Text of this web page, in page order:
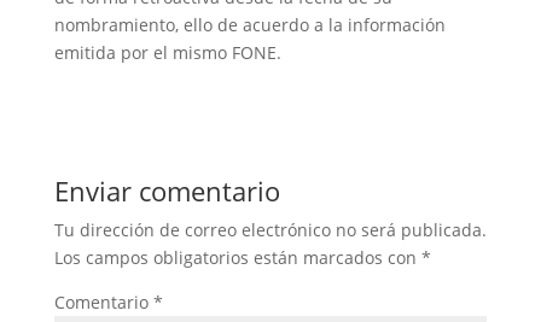
nombramiento, ello de acuerdo a la información
emitida por el mismo FONE.
Enviar comentario
Tu dirección de correo electrónico no será publicada.
Los campos obligatorios están marcados con *
Comentario *